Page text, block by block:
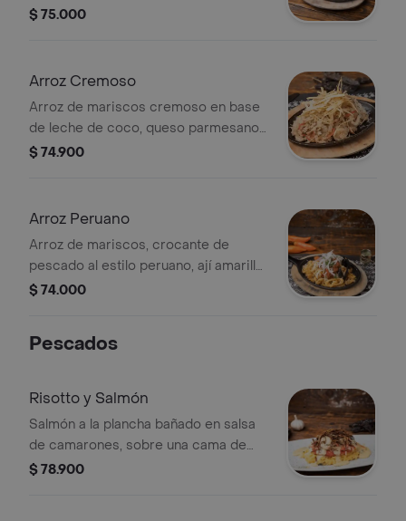
huevo y cebolla junca. Con solomito y
$ 75.000
Arroz Cremoso
Arroz de mariscos cremoso en base
de leche de coco, queso parmesano,
fosforitos de papa y un toque de
$ 74.900
Arroz Peruano
Arroz de mariscos, crocante de
pescado al estilo peruano, ají amarillo
y salsa criolla
$ 74.000
Pescados
Risotto y Salmón
Salmón a la plancha bañado en salsa
de camarones, sobre una cama de
arroz tipo risotto al aji amarillo con
$ 78.900